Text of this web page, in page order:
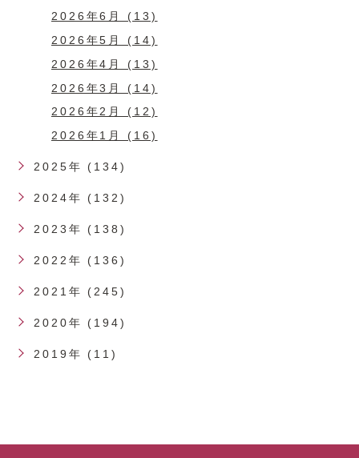
2026年6月 (13)
2026年5月 (14)
2026年4月 (13)
2026年3月 (14)
2026年2月 (12)
2026年1月 (16)
2025年 (134)
2024年 (132)
2023年 (138)
2022年 (136)
2021年 (245)
2020年 (194)
2019年 (11)